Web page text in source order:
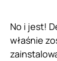
No i jest!
właśnie